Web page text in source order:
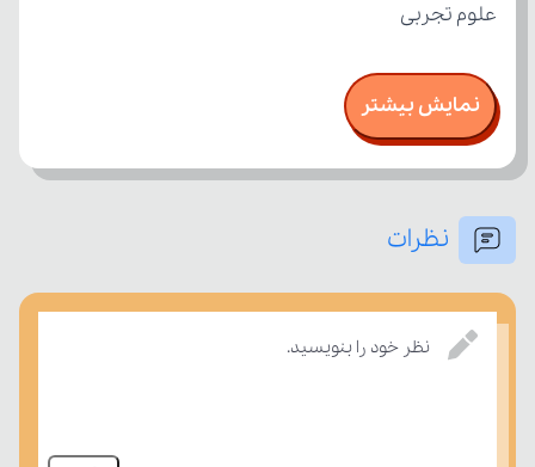
علوم تجربی
نمایش بیشتر
نظرات
نظر خود را بنویسید.